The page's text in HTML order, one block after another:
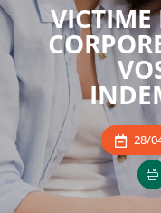
VICTIME
28/